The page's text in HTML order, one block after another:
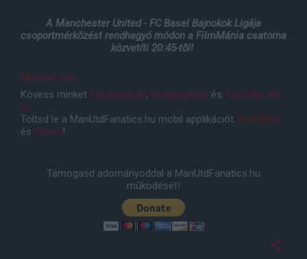
A Manchester United - FC Basel Bajnokok Ligája
csoportmérkõzést rendhagyó módon a FilmMánia csatorna
közvetíti 20:45-tõl!
Manutd.com
Kövess minket Facebookon, Instagramon és YouTube-on
is!
Töltsd le a ManUtdFanatics.hu mobil applikációt Androidra
és iOS-re!
Támogasd adományoddal a ManUtdFanatics.hu
működését!